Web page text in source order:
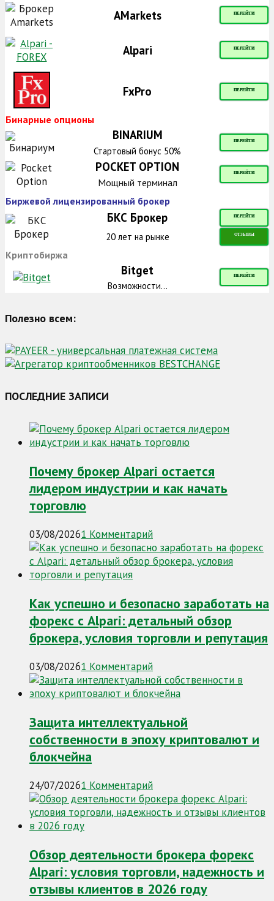
AMarkets ПЕРЕЙТИ
Alpari ПЕРЕЙТИ
FxPro ПЕРЕЙТИ
Бинарные опционы
BINARIUM ПЕРЕЙТИ
Стартовый бонус 50%
POCKET OPTION ПЕРЕЙТИ
Мощный терминал
Биржевой лицензированный брокер
БКС Брокер ПЕРЕЙТИ
20 лет на рынке ОТЗЫВЫ
Криптобиржа
Bitget ПЕРЕЙТИ
Возможности...
Полезно всем:
ПОСЛЕДНИЕ ЗАПИСИ
Почему брокер Alpari остается
лидером индустрии и как начать
торговлю
03/08/20261 Комментарий
Как успешно и безопасно заработать на
форекс с Alpari: детальный обзор
брокера, условия торговли и репутация
03/08/20261 Комментарий
Защита интеллектуальной
собственности в эпоху криптовалют и
блокчейна
24/07/20261 Комментарий
Обзор деятельности брокера форекс
Alpari: условия торговли, надежность и
отзывы клиентов в 2026 году